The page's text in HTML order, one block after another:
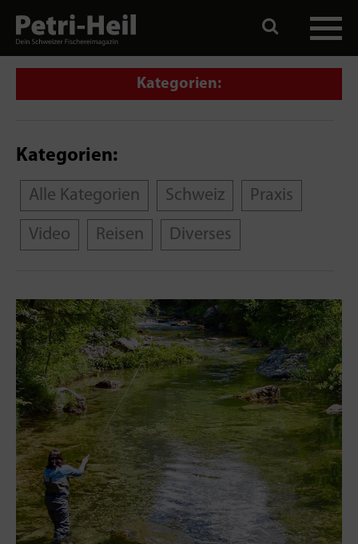
Kategorien:
Kategorien:
Alle Kategorien Schweiz Praxis
Video Reisen Diverses